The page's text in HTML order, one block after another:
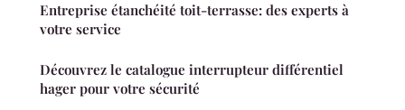
Entreprise étanchéité toit-terrasse: des experts à
votre service
Découvrez le catalogue interrupteur différentiel
hager pour votre sécurité